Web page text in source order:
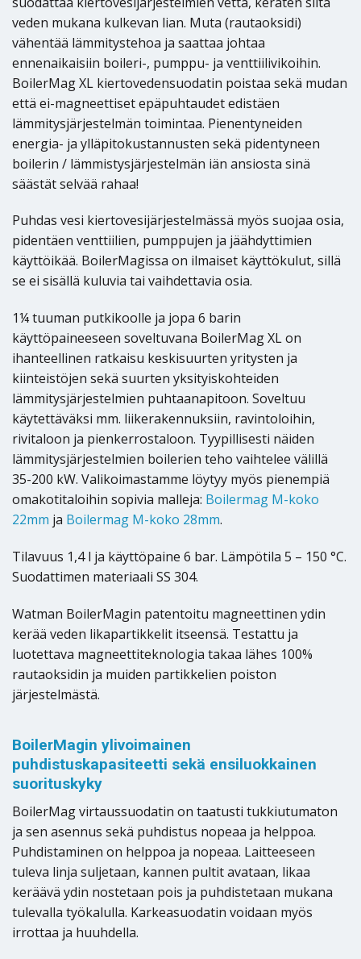
veden mukana kulkevan lian. Muta (rautaoksidi)
vähentää lämmitystehoa ja saattaa johtaa
ennenaikaisiin boileri-, pumppu- ja venttiilivikoihin.
BoilerMag XL kiertovedensuodatin poistaa sekä mudan
että ei-magneettiset epäpuhtaudet edistäen
lämmitysjärjestelmän toimintaa. Pienentyneiden
energia- ja ylläpitokustannusten sekä pidentyneen
boilerin / lämmistysjärjestelmän iän ansiosta sinä
säästät selvää rahaa!
Puhdas vesi kiertovesijärjestelmässä myös suojaa osia,
pidentäen venttiilien, pumppujen ja jäähdyttimien
käyttöikää. BoilerMagissa on ilmaiset käyttökulut, sillä
se ei sisällä kuluvia tai vaihdettavia osia.
1¼ tuuman putkikoolle ja jopa 6 barin
käyttöpaineeseen soveltuvana BoilerMag XL on
ihanteellinen ratkaisu keskisuurten yritysten ja
kiinteistöjen sekä suurten yksityiskohteiden
lämmitysjärjestelmien puhtaanapitoon. Soveltuu
käytettäväksi mm. liikerakennuksiin, ravintoloihin,
rivitaloon ja pienkerrostaloon. Tyypillisesti näiden
lämmitysjärjestelmien boilerien teho vaihtelee välillä
35-200 kW. Valikoimastamme löytyy myös pienempiä
omakotitaloihin sopivia malleja: Boilermag M-koko
22mm ja Boilermag M-koko 28mm.
Tilavuus 1,4 l ja käyttöpaine 6 bar. Lämpötila 5 – 150 °C.
Suodattimen materiaali SS 304.
Watman BoilerMagin patentoitu magneettinen ydin
kerää veden likapartikkelit itseensä. Testattu ja
luotettava magneettiteknologia takaa lähes 100%
rautaoksidin ja muiden partikkelien poiston
järjestelmästä.
BoilerMagin ylivoimainen
puhdistuskapasiteetti sekä ensiluokkainen
suorituskyky
BoilerMag virtaussuodatin on taatusti tukkiutumaton
ja sen asennus sekä puhdistus nopeaa ja helppoa.
Puhdistaminen on helppoa ja nopeaa. Laitteeseen
tuleva linja suljetaan, kannen pultit avataan, likaa
keräävä ydin nostetaan pois ja puhdistetaan mukana
tulevalla työkalulla. Karkeasuodatin voidaan myös
irrottaa ja huuhdella.